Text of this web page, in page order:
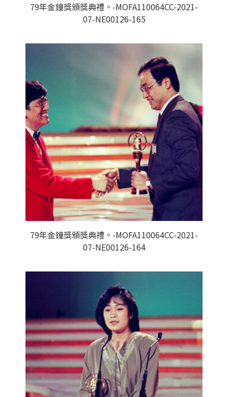
79年金鐘獎頒獎典禮。-MOFA110064CC-2021-
07-NE00126-165
79年金鐘獎頒獎典禮。-MOFA110064CC-2021-
07-NE00126-164